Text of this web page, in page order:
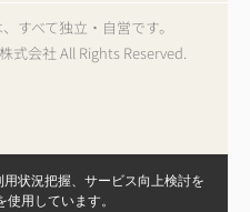
すべて独立・自営です。
式会社 All Rights Reserved.
状況把握、サービス向上検討を
用しています。